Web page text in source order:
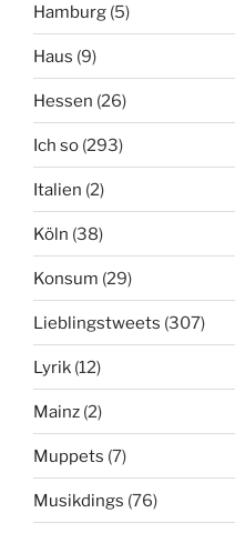
Hamburg (5)
Haus (9)
Hessen (26)
Ich so (293)
Italien (2)
Köln (38)
Konsum (29)
Lieblingstweets (307)
Lyrik (12)
Mainz (2)
Muppets (7)
Musikdings (76)